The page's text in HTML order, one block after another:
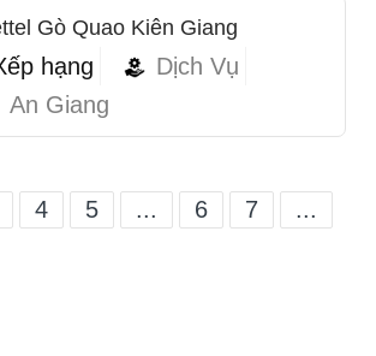
Gò Quao Kiên Giang
hạng
Dịch Vụ
An Giang
4 5 ... 6 7
...